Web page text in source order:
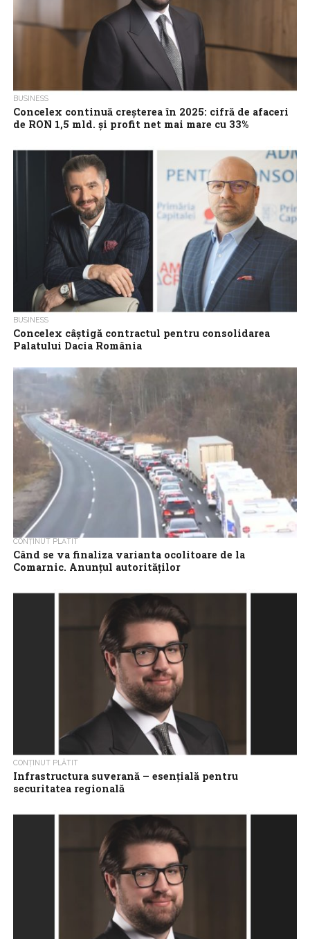
BUSINESS
Concelex continuă creșterea în 2025: cifră de afaceri
de RON 1,5 mld. și profit net mai mare cu 33%
a înregistrat în 2025 o cifră de afaceri de RON 1,48 miliarde, în
BUSINESS
Concelex câștigă contractul pentru consolidarea
Palatului Dacia România
va executa lucrările de consolidare structurală, reabilitare și
modernizare a Palatului Dacia-România (Palatul Pinacoteca)....
CONȚINUT PLĂTIT
Când se va finaliza varianta ocolitoare de la
Comarnic. Anunțul autorităților
doar de ritmul lucrărilor, ci mai ales de birocrație, proceduri
CONȚINUT PLĂTIT
Infrastructura suverană – esențială pentru
securitatea regională
influențează direct capacitatea statelor de a răspunde în situații